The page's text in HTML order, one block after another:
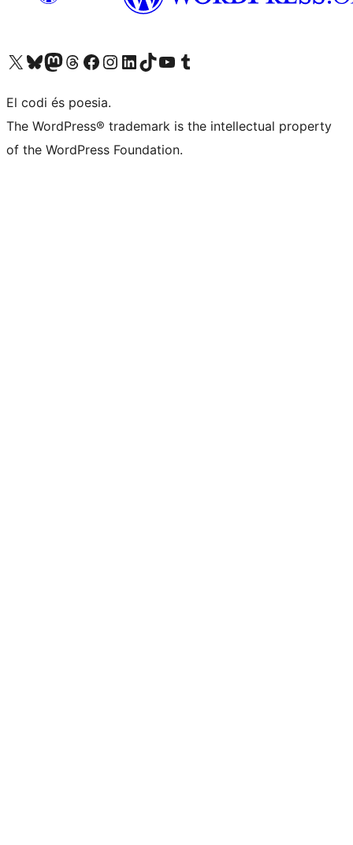
Visiteu el nostre compte X (abans Twitter)
Visiteu el nostre compte de Bluesky
Visiteu el nostre compte al Mastodon
Visiteu el nostre compte de Threads
Visiteu la nostra pàgina al Facebook
Visiteu el nostre compte d'Instagram
Visiteu el nostre compte de LinkedIn
Visiteu el nostre compte de TikTok
Visiteu el nostre canal al YouTube
Visiteu el nostre compte de Tumblr
El codi és poesia.
The WordPress® trademark is the intellectual property
of the WordPress Foundation.